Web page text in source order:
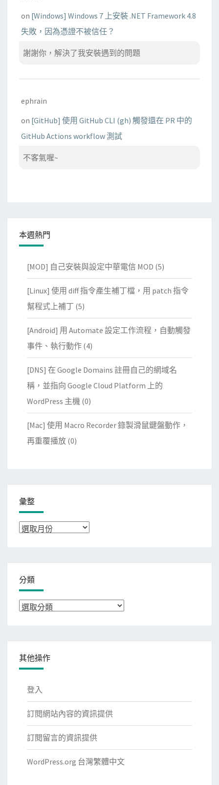
on [Windows] Windows 7 上安裝 .NET Framework 4.8
失敗，因為憑證不被信任？
謝謝你，解決了我安裝遇到的問題
ephrain
on [GitHub] 使用 GitHub CLI (gh) 觸發還在 PR 中的
GitHub Actions workflow 測試
不客氣喔~
本週熱門
[MOD] 自己安裝與設定中華電信 MOD (5)
[Linux] 使用 diff 指令產生補丁檔，用 patch 指令
幫程式上補丁 (5)
[Android] 用 Automate 設定工作流程，自動觸發
事件、執行動作 (4)
[DNS] 在 Google Domains 註冊自己的網域名
稱，並指向 Google Cloud Platform 上的
WordPress 主機 (0)
[Mac] 使用 Macro Recorder 錄製滑鼠鍵盤動作，
再重覆播放 (0)
彙整
彙
分類
分
其他操作
登入
訂閱網站內容的資訊提供
訂閱留言的資訊提供
WordPress.org 台灣繁體中文